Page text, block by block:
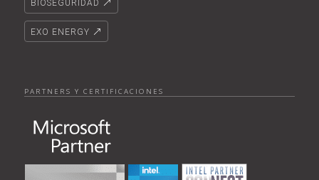
BIOSEGURIDAD
EXO ENERGY
PARTNERS Y CERTIFICACIONES